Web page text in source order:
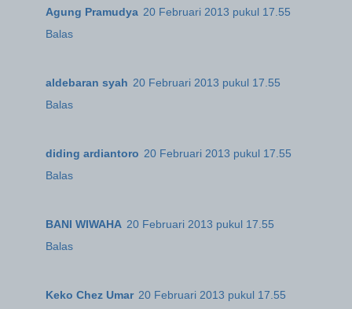
Agung Pramudya 20 Februari 2013 pukul 17.55
Balas
aldebaran syah 20 Februari 2013 pukul 17.55
Balas
diding ardiantoro 20 Februari 2013 pukul 17.55
Balas
BANI WIWAHA 20 Februari 2013 pukul 17.55
Balas
Keko Chez Umar 20 Februari 2013 pukul 17.55